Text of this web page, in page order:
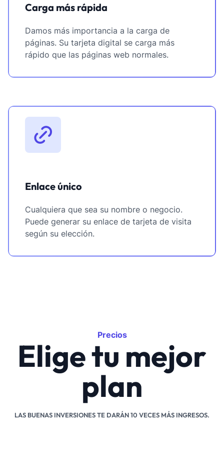
Carga más rápida
Damos más importancia a la carga de
páginas. Su tarjeta digital se carga más
rápido que las páginas web normales.
Enlace único
Cualquiera que sea su nombre o negocio.
Puede generar su enlace de tarjeta de visita
según su elección.
Precios
Elige tu mejor
plan
LAS BUENAS INVERSIONES TE DARÁN 10 VECES MÁS INGRESOS.